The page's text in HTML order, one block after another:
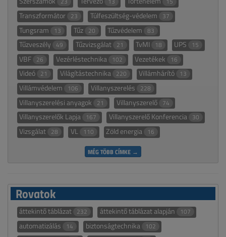
Transzformátor 23 Túlfeszültség-védelem 37
Tungsram 13 Tűz 20 Tűzvédelem 83
Tűzveszély 49 Tűzvizsgálat 21 TvMI 18 UPS 15
VBF 26 Vezérléstechnika 102 Vezetékek 16
Videó 21 Világítástechnika 220 Villámhárító 13
Villámvédelem 106 Villanyszerelés 228
Villanyszerelési anyagok 21 Villanyszerelő 74
Villanyszerelők Lapja 167 Villanyszerelő Konferencia 30
Vizsgálat 28 VL 110 Zöld energia 16
MÉG TÖBB CÍMKE →
Rovatok
áttekintő táblázat 232 áttekintő táblázat alapján 107
automatizálás 14 biztonságtechnika 102